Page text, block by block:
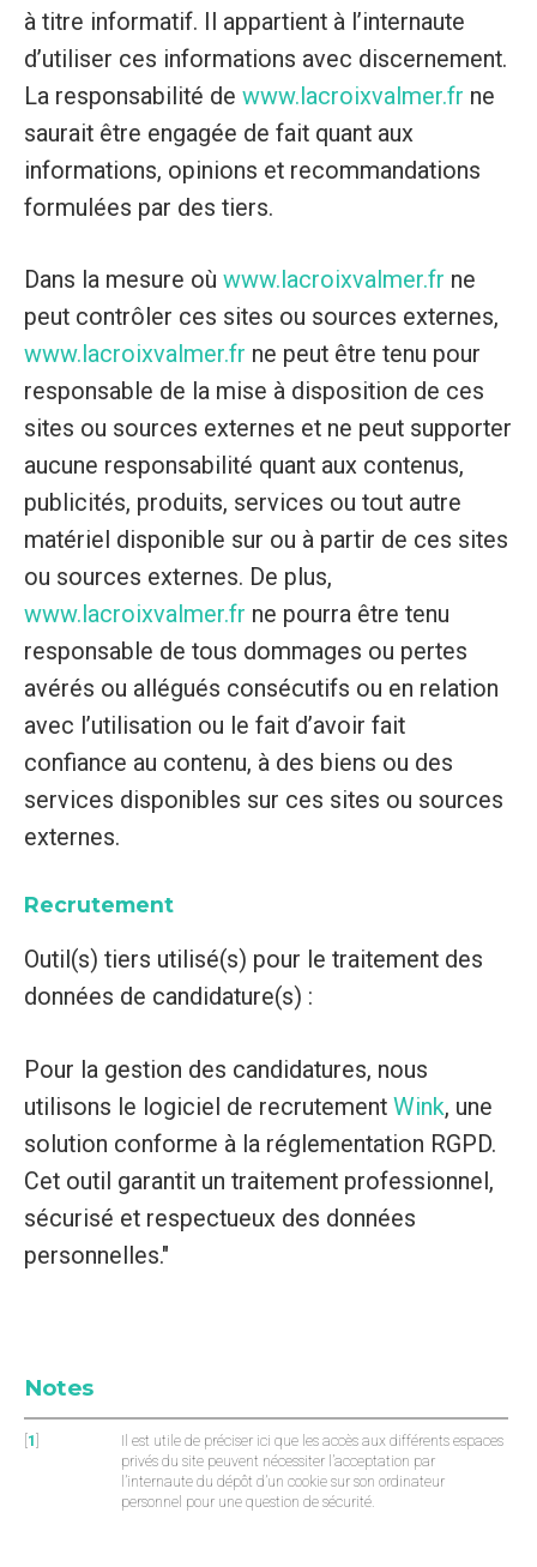
à titre informatif. Il appartient à l’internaute
d’utiliser ces informations avec discernement.
La responsabilité de www.lacroixvalmer.fr ne
saurait être engagée de fait quant aux
informations, opinions et recommandations
formulées par des tiers.
Dans la mesure où www.lacroixvalmer.fr ne
peut contrôler ces sites ou sources externes,
www.lacroixvalmer.fr ne peut être tenu pour
responsable de la mise à disposition de ces
sites ou sources externes et ne peut supporter
aucune responsabilité quant aux contenus,
publicités, produits, services ou tout autre
matériel disponible sur ou à partir de ces sites
ou sources externes. De plus,
www.lacroixvalmer.fr ne pourra être tenu
responsable de tous dommages ou pertes
avérés ou allégués consécutifs ou en relation
avec l’utilisation ou le fait d’avoir fait
confiance au contenu, à des biens ou des
services disponibles sur ces sites ou sources
externes.
Recrutement
Outil(s) tiers utilisé(s) pour le traitement des
données de candidature(s) :
Pour la gestion des candidatures, nous
utilisons le logiciel de recrutement Wink, une
solution conforme à la réglementation RGPD.
Cet outil garantit un traitement professionnel,
sécurisé et respectueux des données
personnelles."
Notes
1
Il est utile de préciser ici que les accès aux différents espaces
privés du site peuvent nécessiter l’acceptation par
l’internaute du dépôt d’un cookie sur son ordinateur
personnel pour une question de sécurité.